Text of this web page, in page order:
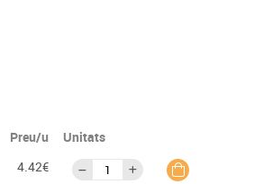
Preu/u
Unitats
4.42€